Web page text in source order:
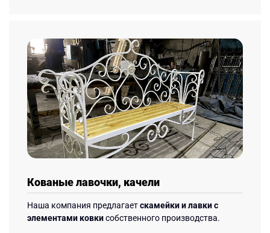
Кованые лавочки, качели
Наша компания предлагаетскамейки и лавки с
элементами ковкисобственного производства.